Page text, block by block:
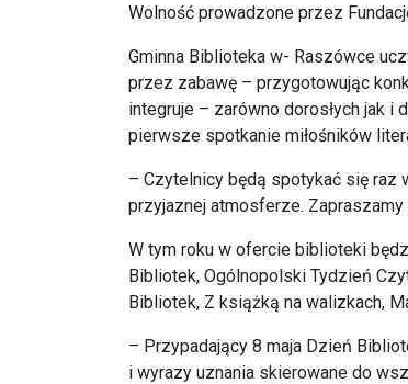
Wolność prowadzone przez
Gminna Biblioteka w- Raszówce
przez zabawę – przygotowując
integruje – zarówno dorosłych jak i
pierwsze spotkanie miłośników
– Czytelnicy będą spotykać się raz
przyjaznej atmosferze.
W tym roku w ofercie biblioteki
Bibliotek, Ogólnopolski Tydzień
Bibliotek, Z książką na walizkach,
– Przypadający 8 maja Dzień
i wyrazy uznania skierowane do